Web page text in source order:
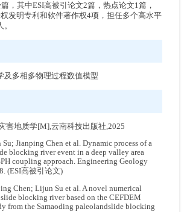
，其中ESI高被引论文2篇，热点论文1篇，
发明专利和软件著作权4项，担任多个高水平
及多相多物理过程数值模型
害地质学[M],云南科技出版社,2025
Jianping Chen et al. Dynamic process of a
blocking river event in a deep valley area
coupling approach. Engineering Geology
(ESI高被引论文)
Chen; Lijun Su et al. A novel numerical
blocking river based on the CEFDEM
from the Samaoding paleolandslide blocking